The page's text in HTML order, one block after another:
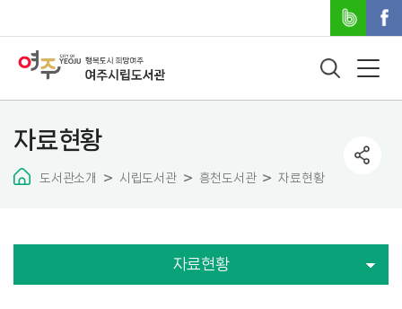
자료현황
도서관소개 시립도서관 흥천도서관 자료현황
자료현황